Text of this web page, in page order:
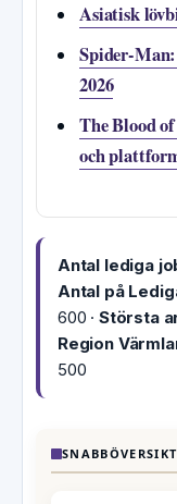
Asiatisk
Spider-
2026
The Blood
och
Antal lediga
Antal på
600 · Största
Region
500
SNABBÖVERSIKT